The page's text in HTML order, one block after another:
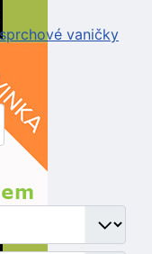
vaničky